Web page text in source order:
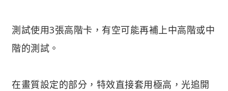
測試使用3張高階卡，有空可能再補上中高階或中
階的測試。
在畫質設定的部分，特效直接套用極高，光追開